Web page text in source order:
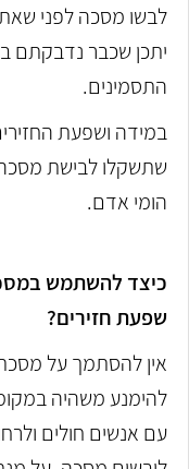
לבשו מסכה לפני
יתכן שכבר נדבקתם
התסמינים.
במידה ושפעת
שתשקלו לבישת
הומי אדם.
כיצד להשתמש
שפעת חזירים?
אין להסתמך על
להימנע משהיה
עם אנשים חולים